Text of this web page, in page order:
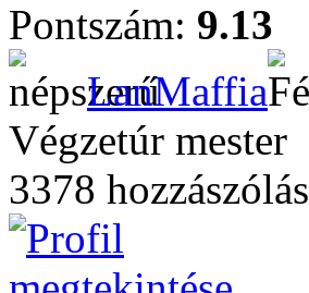
Pontszám: 9.13
LanMaffia
Végzetúr mester
3378 hozzászólás